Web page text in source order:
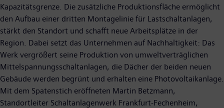
Kapazitätsgrenze. Die zusätzliche Produktionsfläche ermöglicht
den Aufbau einer dritten Montagelinie für Lastschaltanlagen,
stärkt den Standort und schafft neue Arbeitsplätze in der
Region. Dabei setzt das Unternehmen auf Nachhaltigkeit: Das
Werk vergrößert seine Produktion von umweltverträglichen
Mittelspannungsschaltanlagen, die Dächer der beiden neuen
Gebäude werden begrünt und erhalten eine Photovoltaikanlage.
Mit dem Spatenstich eröffneten Martin Betzmann,
Standortleiter Schaltanlagenwerk Frankfurt-Fechenheim,